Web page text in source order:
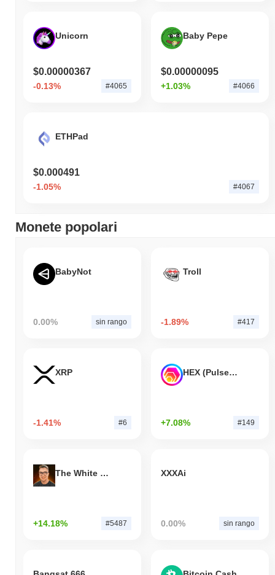
Unicorn
$0.00000367
-0.13% #4065
Baby Pepe
$0.00000095
+1.03% #4066
ETHPad
$0.000491
-1.05% #4067
Monete popolari
BabyNot
0.00% sin rango
Troll
-1.89% #417
XRP
-1.41% #6
HEX (Pulsechain)
+7.08% #149
The White Bull
+14.18% #5487
XXXAi
0.00% sin rango